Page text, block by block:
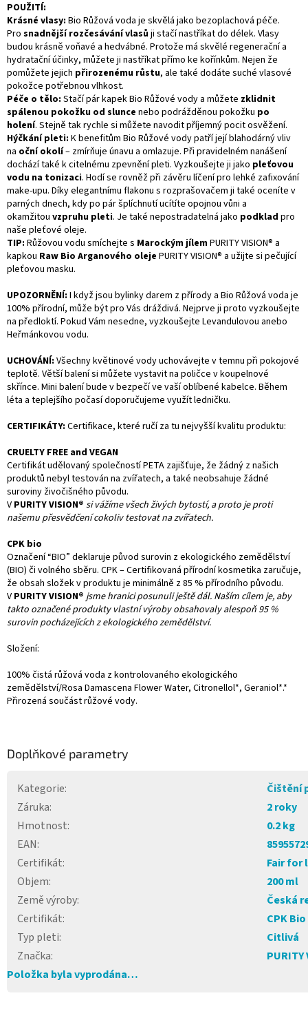
POUŽITÍ:
Krásné vlasy: Bio Růžová voda je skvělá jako bezoplachová péče.
Pro snadnější rozčesávání vlasůji stačí nastříkat do délek. Vlasy
budou krásně voňavé a hedvábné. Protože má skvělé regenerační a
hydratační účinky, můžete ji nastříkat přímo ke kořínkům. Nejen že
pomůžete jejich přirozenému růstu, ale také dodáte suché vlasové
pokožce potřebnou vlhkost.
Péče o tělo: Stačí pár kapek Bio Růžové vody a můžete zklidnit
spálenou pokožku od slunce nebo podrážděnou pokožku po
holení. Stejně tak rychle si můžete navodit příjemný pocit osvěžení.
Hýčkání pleti: K benefitům Bio Růžové vody patří její blahodárný vliv
na oční okolí– zmírňuje únavu a omlazuje. Při pravidelném nanášení
dochází také k citelnému zpevnění pleti. Vyzkoušejte ji jako pleťovou
vodu na tonizaci. Hodí se rovněž při závěru líčení pro lehké zafixování
make-upu. Díky elegantnímu flakonu s rozprašovačem ji také oceníte v
parných dnech, kdy po pár šplíchnutí ucítíte opojnou vůni a
okamžitou vzpruhu pleti. Je také nepostradatelná jako podklad pro
naše pleťové oleje.
TIP: Růžovou vodu smíchejte s Marockým jílemPURITY VISION® a
kapkou Raw Bio Arganového oleje PURITY VISION® a užijte si pečující
pleťovou masku.
UPOZORNĚNÍ: I když jsou bylinky darem z přírody a Bio Růžová voda je
100% přírodní, může být pro Vás dráždivá. Nejprve ji proto vyzkoušejte
na předloktí. Pokud Vám nesedne, vyzkoušejte Levandulovou anebo
Heřmánkovou vodu.
UCHOVÁNÍ: Všechny květinové vody uchovávejte v temnu při pokojové
teplotě. Větší balení si můžete vystavit na poličce v koupelnové
skřínce. Mini balení bude v bezpečí ve vaší oblíbené kabelce. Během
léta a teplejšího počasí doporučujeme využít ledničku.
CERTIFIKÁTY: Certifikace, které ručí za tu nejvyšší kvalitu produktu:
CRUELTY FREE and VEGAN
Certifikát udělovaný společností PETA zajišťuje, že žádný z našich
produktů nebyl testován na zvířatech, a také neobsahuje žádné
suroviny živočišného původu.
V PURITY VISION® si vážíme všech živých bytostí, a proto je proti
našemu přesvědčení cokoliv testovat na zvířatech.
CPK bio
Označení “BIO” deklaruje původ surovin z ekologického zemědělství
(BIO) či volného sběru. CPK – Certifikovaná přírodní kosmetika zaručuje,
že obsah složek v produktu je minimálně z 85 % přírodního původu.
V PURITY VISION® jsme hranici posunuli ještě dál. Naším cílem je, aby
takto označené produkty vlastní výroby obsahovaly alespoň 95 %
surovin pocházejících z ekologického zemědělství.
Složení:
100% čistá růžová voda z kontrolovaného ekologického
zemědělství/Rosa Damascena Flower Water, Citronellol*, Geraniol*.*
Přirozená součást růžové vody.
Doplňkové parametry
Kategorie:
Čištění
Záruka:
2 roky
Hmotnost:
0.2 kg
EAN:
Certifikát:
Fair for
Objem:
200 ml
Země výroby:
Česká
Certifikát:
CPK Bio
Typ pleti:
Citlivá
Značka:
PURITY
Položka byla vyprodána…